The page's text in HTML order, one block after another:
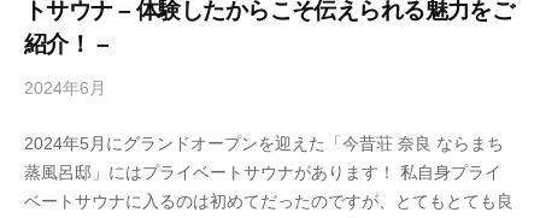
トサウナ – 体験したからこそ伝えられる魅力をご
紹介！ –
2024年6月
a
d
m
2024年5月にグランドオープンを迎えた「今昔荘 奈良 ならまち
蒸風呂邸」にはプライベートサウナがあります！ 私自身プライ
ベートサウナに入るのは初めてだったのですが、とてもとても良